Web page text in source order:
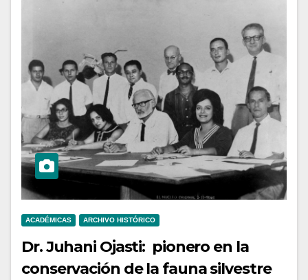
ACADÉMICAS ARCHIVO HISTÓRICO
Dr. Juhani Ojasti: pionero en la
conservación de la fauna silvestre